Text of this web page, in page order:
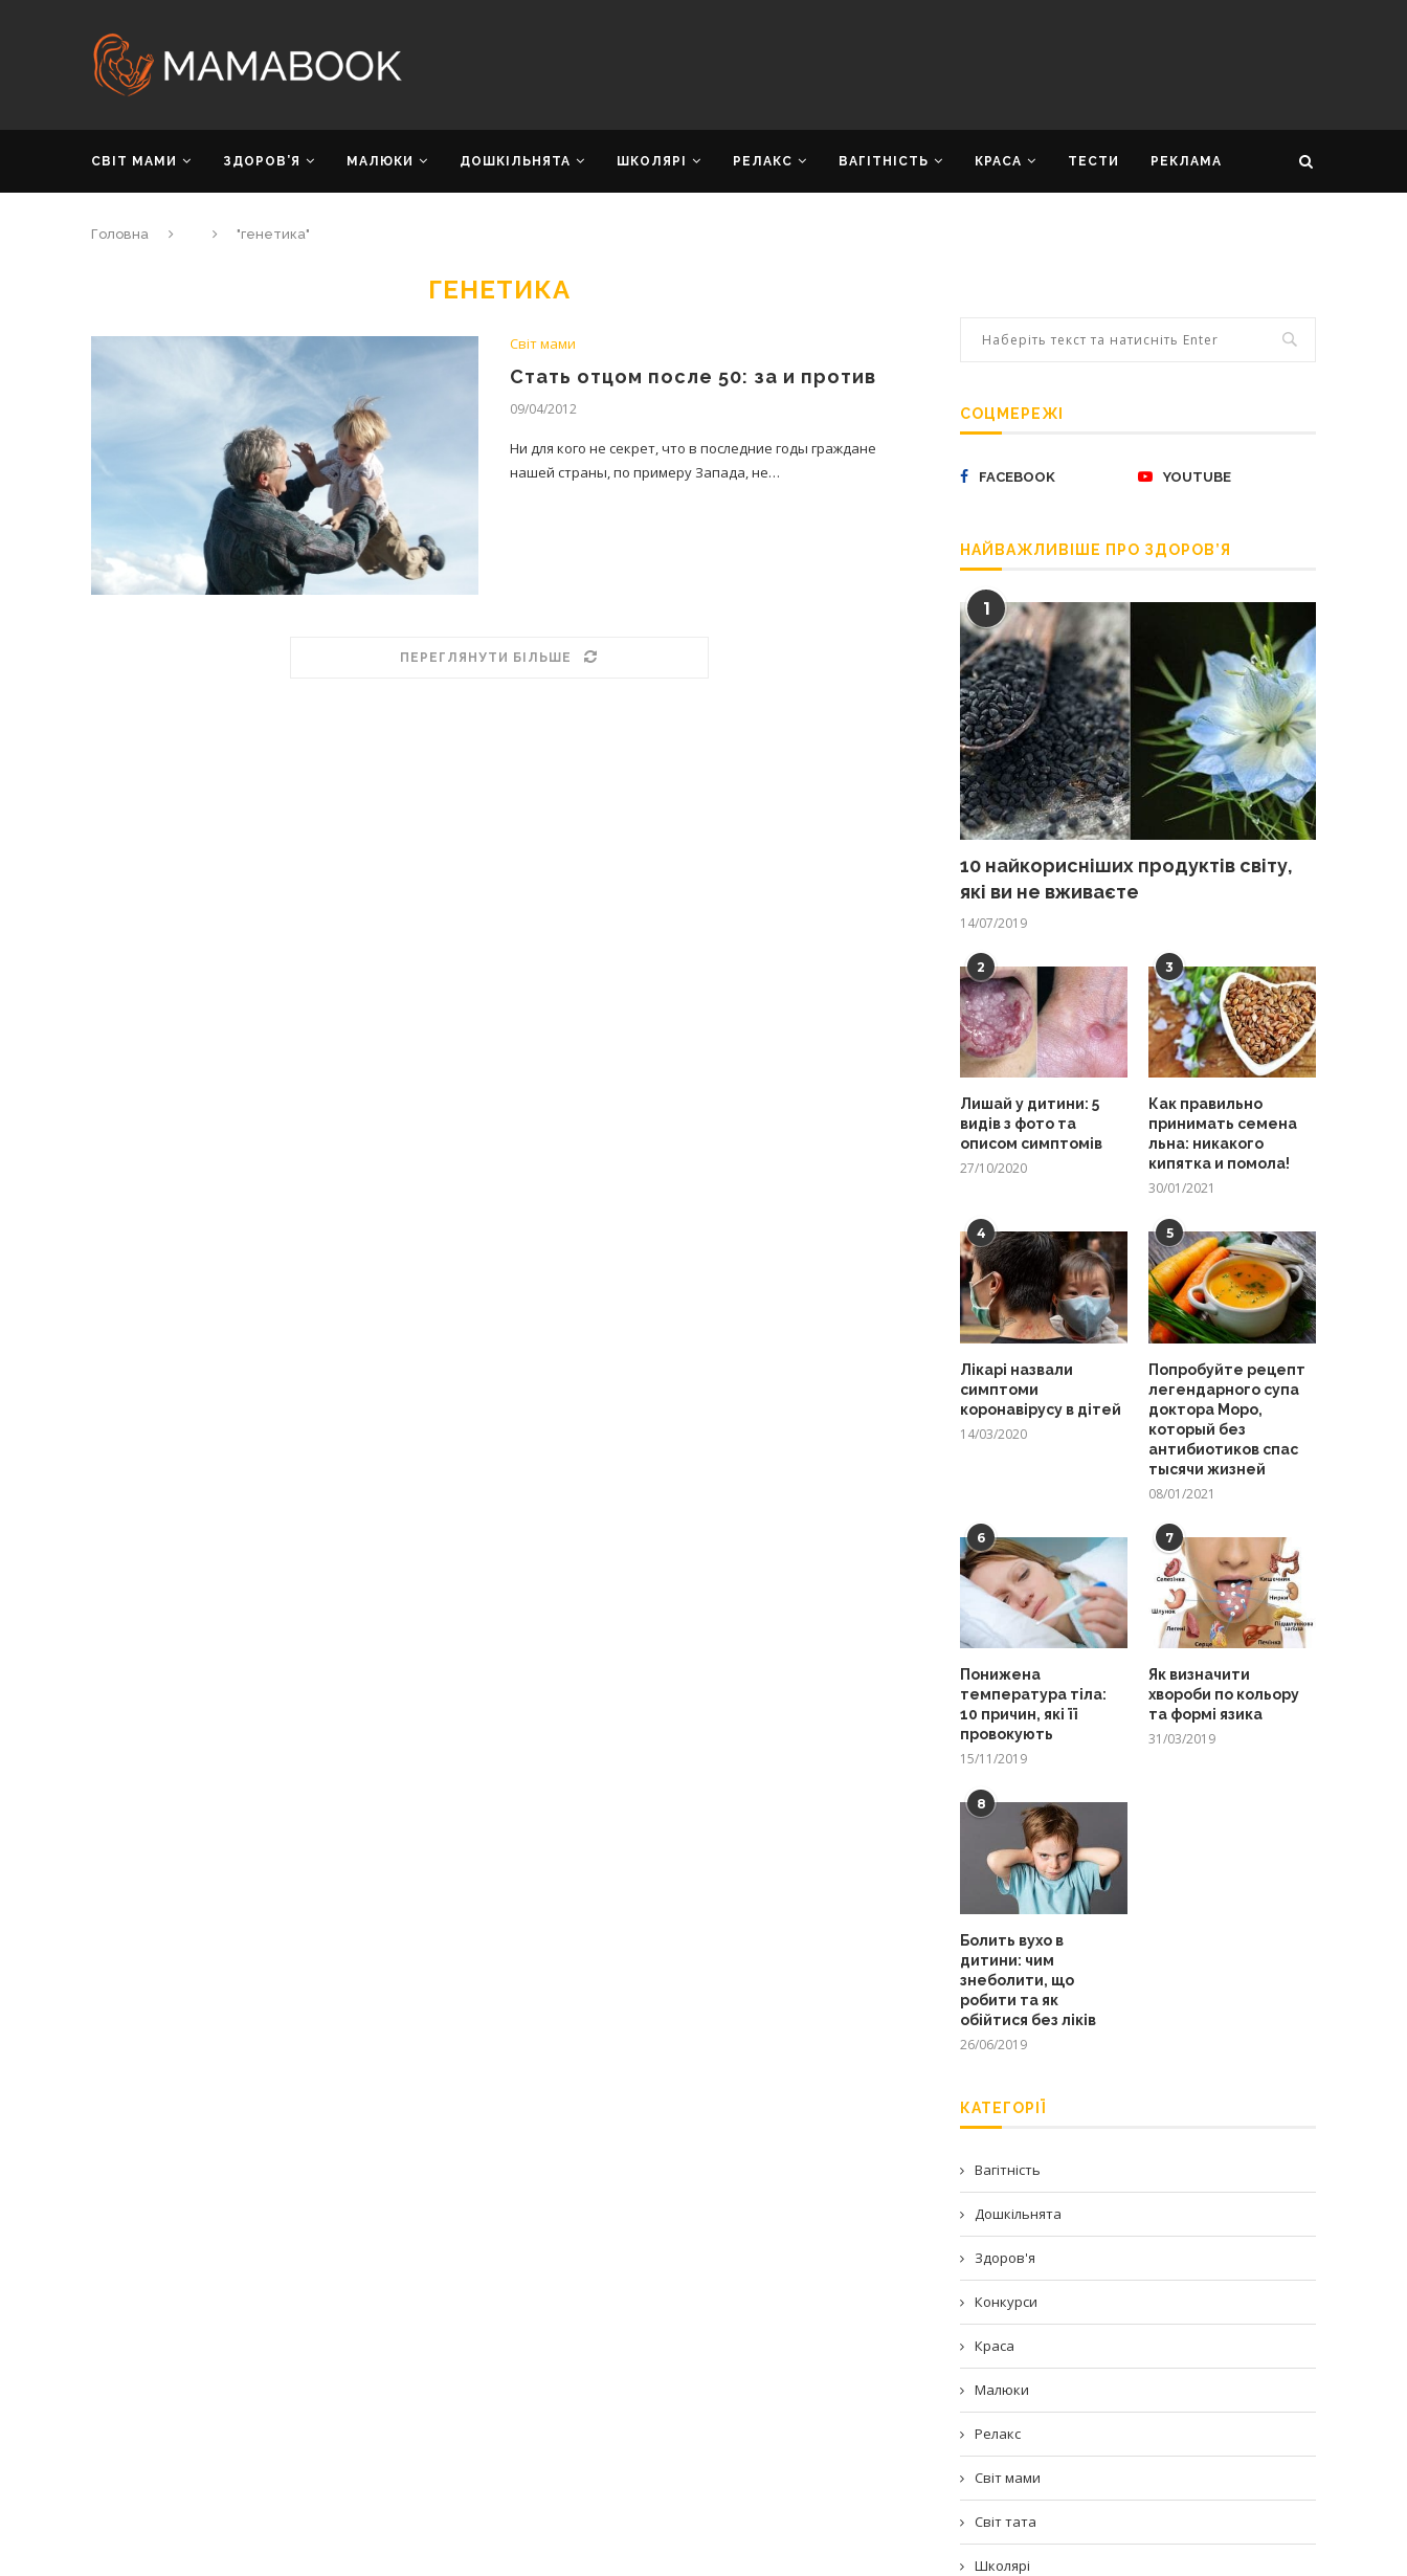
СВІТ МАМИ ЗДОРОВ’Я МАЛЮКИ ДОШКІЛЬНЯТА ШКОЛЯРІ РЕЛАКС ВАГІТНІСТЬ КРАСА ТЕСТИ РЕКЛАМА
Головна "генетика"
ГЕНЕТИКА
Світ мами
Стать отцом после 50: за и против
09/04/2012
Ни для кого не секрет, что в последние годы граждане
нашей страны, по примеру Запада, не…
ПЕРЕГЛЯНУТИ БІЛЬШЕ
СОЦМЕРЕЖІ
FACEBOOK YOUTUBE
НАЙВАЖЛИВІШЕ ПРО ЗДОРОВ’Я
1
10 найкорисніших продуктів світу,
які ви не вживаєте
14/07/2019
2
Лишай у дитини: 5
видів з фото та
описом симптомів
27/10/2020
3
Как правильно
принимать семена
льна: никакого
кипятка и помола!
30/01/2021
4
Лікарі назвали
симптоми
коронавірусу в дітей
14/03/2020
5
Попробуйте рецепт
легендарного супа
доктора Моро,
который без
антибиотиков спас
тысячи жизней
08/01/2021
6
Понижена
температура тіла:
10 причин, які її
провокують
15/11/2019
7
Як визначити
хвороби по кольору
та формі язика
31/03/2019
8
Болить вухо в
дитини: чим
знеболити, що
робити та як
обійтися без ліків
26/06/2019
КАТЕГОРІЇ
Вагітність
Дошкільнята
Здоров'я
Конкурси
Краса
Малюки
Релакс
Світ мами
Світ тата
Школярі